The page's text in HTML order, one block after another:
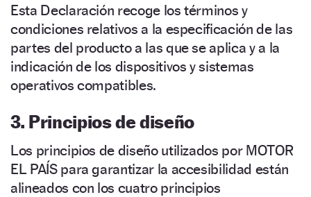
Esta Declaración recoge los términos y
condiciones relativos a la especificación de las
partes del producto a las que se aplica y a la
indicación de los dispositivos y sistemas
operativos compatibles.
3. Principios de diseño
Los principios de diseño utilizados por MOTOR
EL PAÍS para garantizar la accesibilidad están
alineados con los cuatro principios